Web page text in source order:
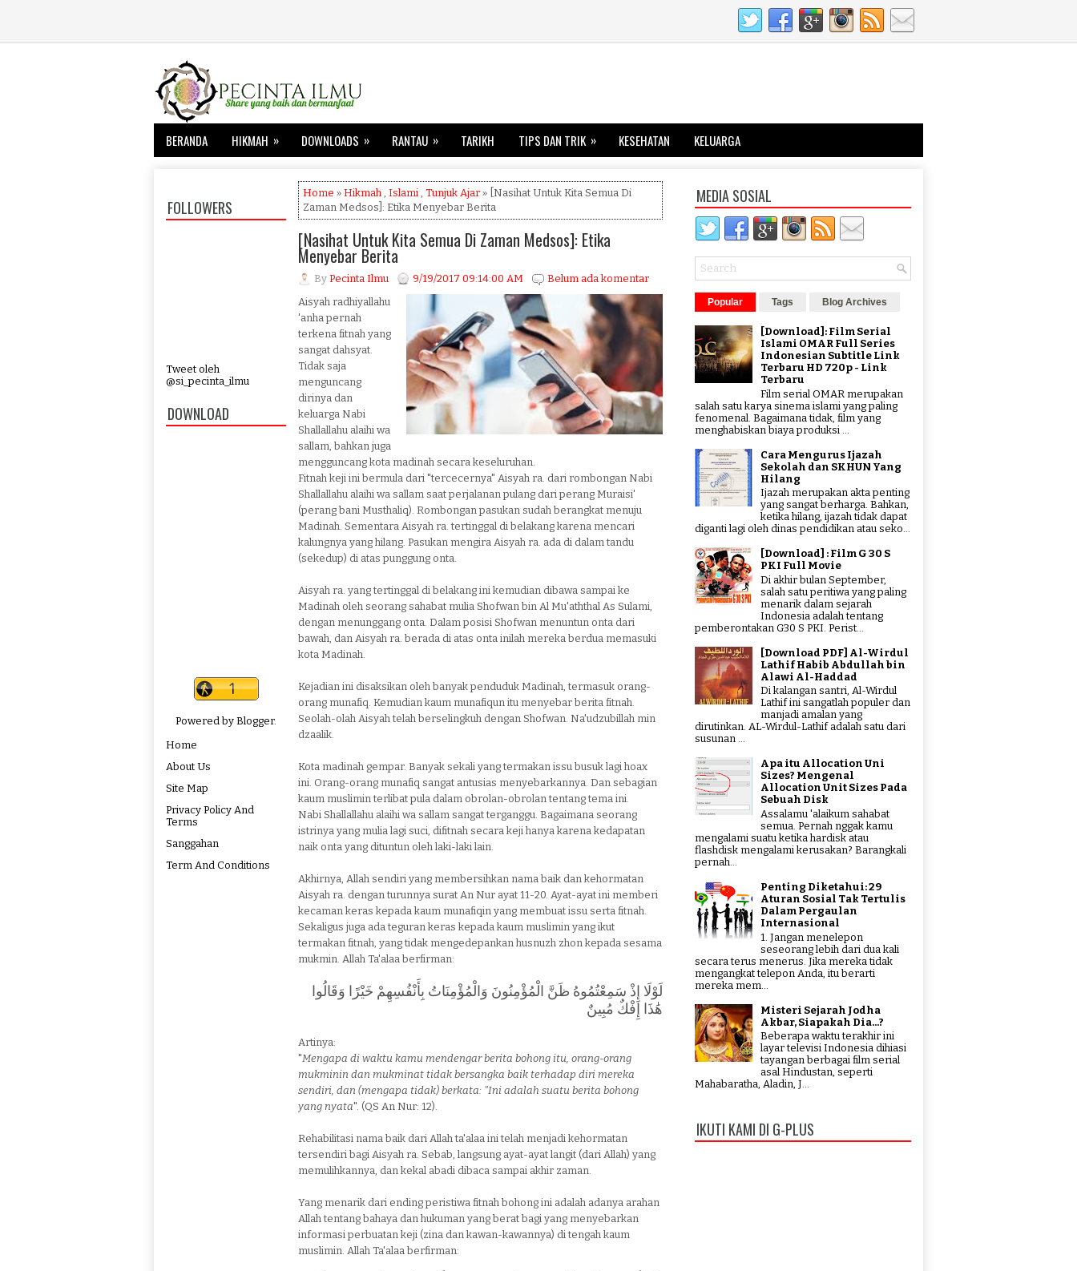
BERANDA HIKMAH » DOWNLOADS » RANTAU » TARIKH TIPS DAN TRIK » KESEHATAN KELUARGA
FOLLOWERS
Tweet oleh
@si_pecinta_ilmu
DOWNLOAD
Powered by Blogger.
Home
About Us
Site Map
Privacy Policy And
Terms
Sanggahan
Term And Conditions
Home » Hikmah , Islami , Tunjuk Ajar » [Nasihat Untuk Kita Semua Di
Zaman Medsos]: Etika Menyebar Berita
[Nasihat Untuk Kita Semua Di Zaman Medsos]: Etika
Menyebar Berita
By Pecinta Ilmu 9/19/2017 09:14:00 AM
Belum ada komentar
Aisyah radhiyallahu
'anha pernah
terkena fitnah yang
sangat dahsyat.
Tidak saja
menguncang
dirinya dan
keluarga Nabi
Shallallahu alaihi wa
sallam, bahkan juga
mengguncang kota madinah secara keseluruhan.
Fitnah keji ini bermula dari "tercecernya" Aisyah ra. dari rombongan Nabi
Shallallahu alaihi wa sallam saat perjalanan pulang dari perang Muraisi'
(perang bani Musthaliq). Rombongan pasukan sudah berangkat menuju
Madinah. Sementara Aisyah ra. tertinggal di belakang karena mencari
kalungnya yang hilang. Pasukan mengira Aisyah ra. ada di dalam tandu
(sekedup) di atas punggung onta.
Aisyah ra. yang tertinggal di belakang ini kemudian dibawa sampai ke
Madinah oleh seorang sahabat mulia Shofwan bin Al Mu'aththal As Sulami,
dengan menunggang onta. Dalam posisi Shofwan menuntun onta dari
bawah, dan Aisyah ra. berada di atas onta inilah mereka berdua memasuki
kota Madinah.
Kejadian ini disaksikan oleh banyak penduduk Madinah, termasuk orang-
orang munafiq. Kemudian kaum munafiqun itu menyebar berita fitnah.
Seolah-olah Aisyah telah berselingkuh dengan Shofwan. Na'udzubillah min
dzaalik.
Kota madinah gempar. Banyak sekali yang termakan issu busuk lagi hoax
ini. Orang-orang munafiq sangat antusias menyebarkannya. Dan sebagian
kaum muslimin terlibat pula dalam obrolan-obrolan tentang tema ini.
Nabi Shallallahu alaihi wa sallam sangat terganggu. Bagaimana seorang
istrinya yang mulia lagi suci, difitnah secara keji hanya karena kedapatan
naik onta yang dituntun oleh laki-laki lain.
Akhirnya, Allah sendiri yang membersihkan nama baik dan kehormatan
Aisyah ra. dengan turunnya surat An Nur ayat 11-20. Ayat-ayat ini memberi
kecaman keras kepada kaum munafiqin yang membuat issu serta fitnah.
Sekaligus juga ada teguran keras kepada kaum muslimin yang ikut
termakan fitnah, yang tidak mengedepankan husnuzh zhon kepada sesama
mukmin. Allah Ta'alaa berfirman:
لَوْلَا إِذْ سَمِعْتُمُوهُ ظَنَّ الْمُؤْمِنُونَ وَالْمُؤْمِنَاتُ بِأَنْفُسِهِمْ خَيْرًا وَقَالُوا
هَٰذَا إِفْكٌ مُبِينٌ
Artinya:
"Mengapa di waktu kamu mendengar berita bohong itu, orang-orang
mukminin dan mukminat tidak bersangka baik terhadap diri mereka
sendiri, dan (mengapa tidak) berkata: "Ini adalah suatu berita bohong
yang nyata". (QS An Nur: 12).
Rehabilitasi nama baik dari Allah ta'alaa ini telah menjadi kehormatan
tersendiri bagi Aisyah ra. Sebab, langsung ayat-ayat langit (dari Allah) yang
memulihkannya, dan kekal abadi dibaca sampai akhir zaman.
Yang menarik dari ending peristiwa fitnah bohong ini adalah adanya arahan
Allah tentang bahaya dan hukuman yang berat bagi yang menyebarkan
informasi perbuatan keji (zina dan kawan-kawannya) di tengah kaum
muslimin. Allah Ta'alaa berfirman:
MEDIA SOSIAL
Popular Tags Blog Archives
[Download]: Film Serial
Islami OMAR Full Series
Indonesian Subtitle Link
Terbaru HD 720p - Link
Terbaru
Film serial OMAR merupakan
salah satu karya sinema islami yang paling
fenomenal. Bagaimana tidak, film yang
menghabiskan biaya produksi ...
Cara Mengurus Ijazah
Sekolah dan SKHUN Yang
Hilang
Ijazah merupakan akta penting
yang sangat berharga. Bahkan,
ketika hilang, ijazah tidak dapat
diganti lagi oleh dinas pendidikan atau seko...
[Download] : Film G 30 S
PKI Full Movie
Di akhir bulan September,
salah satu peritiwa yang paling
menarik dalam sejarah
Indonesia adalah tentang
pemberontakan G30 S PKI. Perist...
[Download PDF] Al-Wirdul
Lathif Habib Abdullah bin
Alawi Al-Haddad
Di kalangan santri, Al-Wirdul
Lathif ini sangatlah populer dan
manjadi amalan yang
dirutinkan. AL-Wirdul-Lathif adalah satu dari
susunan ...
Apa itu Allocation Uni
Sizes? Mengenal
Allocation Unit Sizes Pada
Sebuah Disk
Assalamu 'alaikum sahabat
semua. Pernah nggak kamu
mengalami suatu ketika hardisk atau
flashdisk mengalami kerusakan? Barangkali
pernah...
Penting Diketahui: 29
Aturan Sosial Tak Tertulis
Dalam Pergaulan
Internasional
1. Jangan menelepon
seseorang lebih dari dua kali
secara terus menerus. Jika mereka tidak
mengangkat telepon Anda, itu berarti
mereka mem...
Misteri Sejarah Jodha
Akbar, Siapakah Dia...?
Beberapa waktu terakhir ini
layar televisi Indonesia dihiasi
tayangan berbagai film serial
asal Hindustan, seperti
Mahabaratha, Aladin, J...
IKUTI KAMI DI G-PLUS